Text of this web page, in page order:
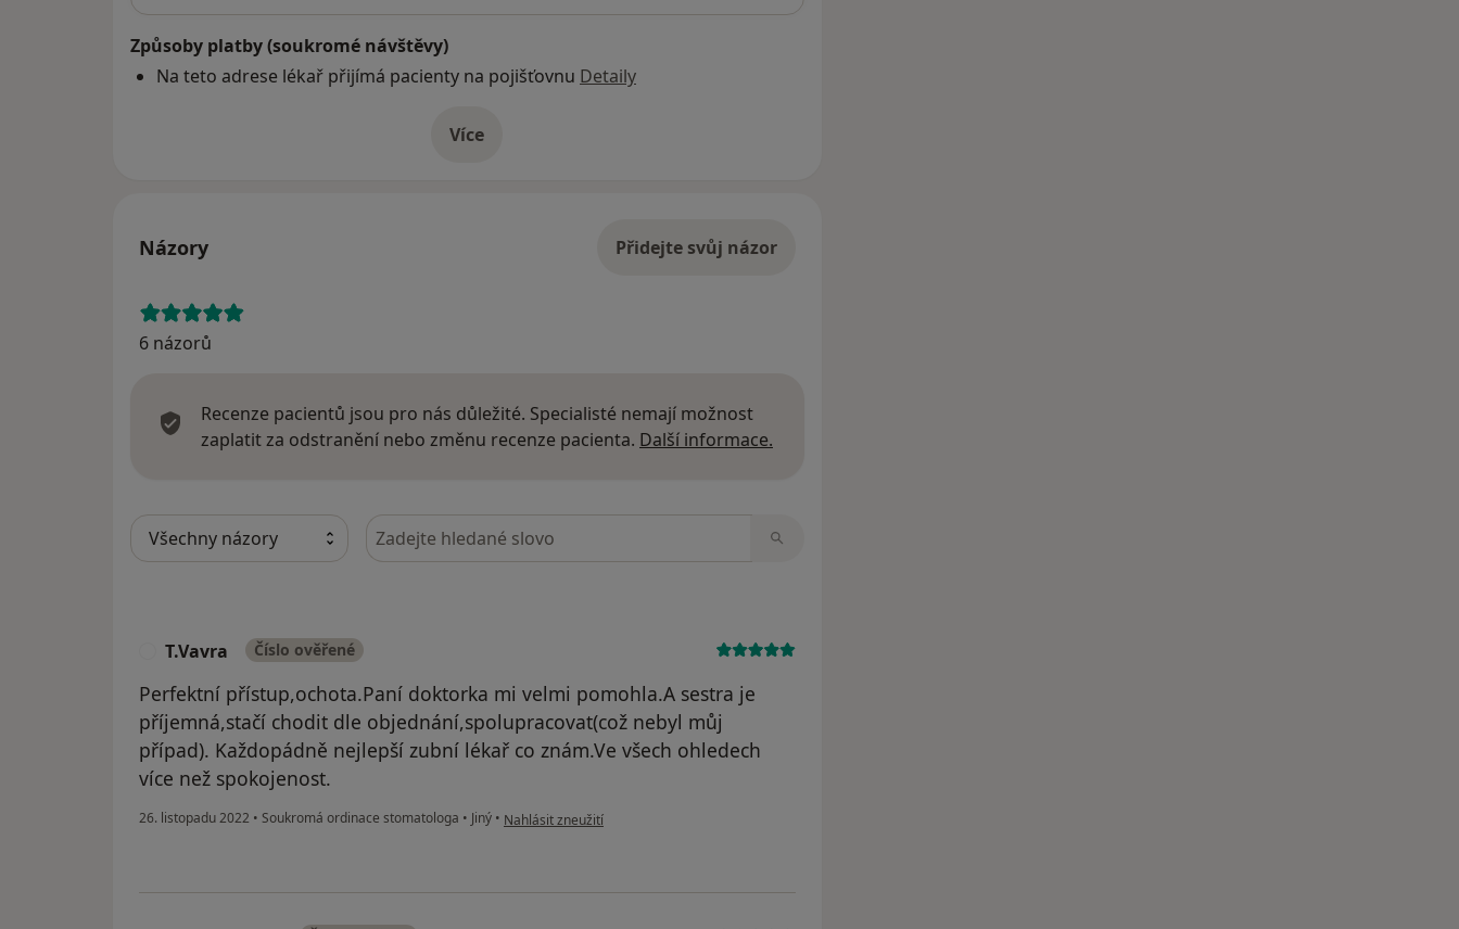
Způsoby platby (soukromé návštěvy)
Na teto adrese lékař přijímá pacienty na pojišťovnu Detaily
Víceo adrese
Názory Přidejte svůj názor
6 názorů
Recenze pacientů jsou pro nás důležité. Specialisté nemají možnost
zaplatit za odstranění nebo změnu recenze pacienta. Další informace.
Hledejte v názorech
T.Vavra Číslo ověřené
Perfektní přístup,ochota.Paní doktorka mi velmi pomohla.A sestra je
příjemná,stačí chodit dle objednání,spolupracovat(což nebyl můj
případ). Každopádně nejlepší zubní lékař co znám.Ve všech ohledech
více než spokojenost.
26. listopadu 2022 • Soukromá ordinace stomatologa • Jiný • podle názoru uživatele T.Vavra
Nahlásit zneužití